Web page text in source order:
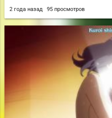
2 года назад 95 просмотров